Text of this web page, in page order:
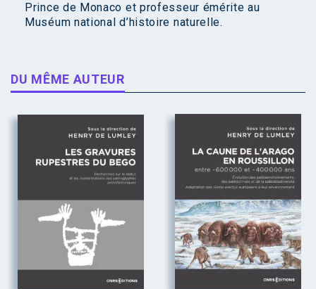
Prince de Monaco et professeur émérite au
Muséum national d’histoire naturelle.
DU MÊME AUTEUR